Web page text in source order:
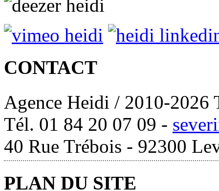
CONTACT
Agence Heidi / 2010-2026
Tél. 01 84 20 07 09 -
40 Rue Trébois - 92300
PLAN DU SITE